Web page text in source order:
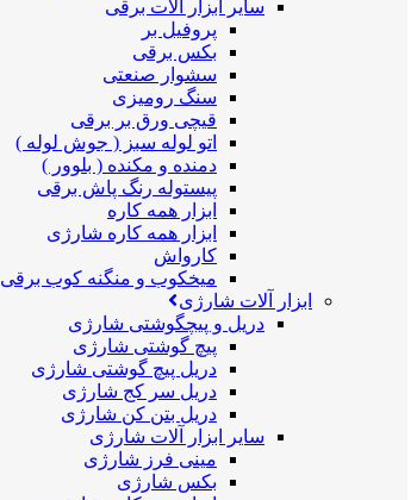
سایر ابزار آلات برقی
پروفیل بر
بکس برقی
سشوار صنعتی
سنگ رومیزی
قیچی ورق بر برقی
اتو لوله سبز ( جوش لوله )
دمنده و مکنده ( بلوور )
پیستوله رنگ پاش برقی
ابزار همه کاره
ابزار همه کاره شارژی
کارواش
میخکوب و منگنه کوب برقی
ابزار آلات شارژی
دریل و پیچگوشتی شارژی
پیچ گوشتی شارژی
دریل پیچ گوشتی شارژی
دریل سر کج شارژی
دریل بتن کن شارژی
سایر ابزار آلات شارژی
مینی فرز شارژی
بکس شارژی